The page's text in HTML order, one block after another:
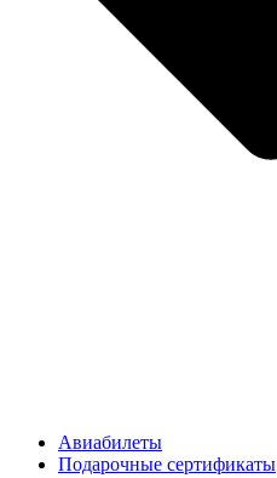
Авиабилеты
Подарочные сертификаты